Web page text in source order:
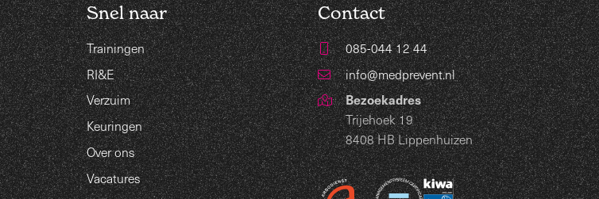
Snel naar
Trainingen
RI&E
Verzuim
Keuringen
Over ons
Vacatures
Contact
085-044 12 44
info@medprevent.nl
Bezoekadres
Trijehoek 19
8408 HB Lippenhuizen